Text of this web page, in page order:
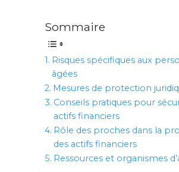
Sommaire
Risques spécifiques aux
âgées
Mesures de protection
Conseils pratiques pour
actifs financiers
Rôle des proches dans la
des actifs financiers
Ressources et organismes